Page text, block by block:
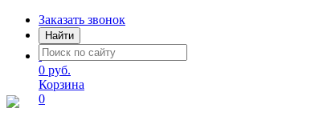
Заказать звонок
Найти
0 руб.
Корзина
0